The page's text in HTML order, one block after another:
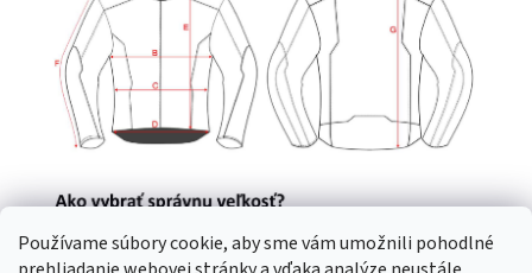
Používame súbory cookie, aby sme vám umožnili pohodlné